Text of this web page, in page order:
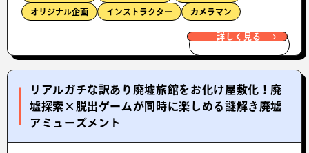
オリジナル企画 インストラクター カメラマン
詳しく見る
リアルガチな訳あり廃墟旅館をお化け屋敷化！廃
墟探索×脱出ゲームが同時に楽しめる謎解き廃墟
アミューズメント